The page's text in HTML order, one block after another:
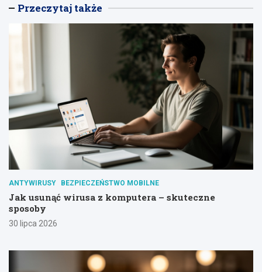
Przeczytaj także
ANTYWIRUSY BEZPIECZEŃSTWO MOBILNE
Jak usunąć wirusa z komputera – skuteczne
sposoby
30 lipca 2026